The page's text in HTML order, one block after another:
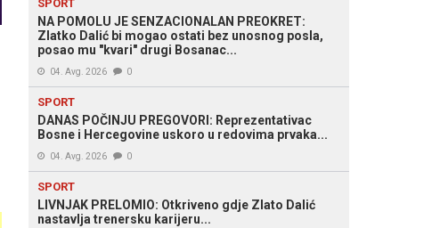
SPORT
NA POMOLU JE SENZACIONALAN PREOKRET:
Zlatko Dalić bi mogao ostati bez unosnog posla,
posao mu "kvari" drugi Bosanac...
04. Avg. 2026 0
SPORT
DANAS POČINJU PREGOVORI: Reprezentativac
Bosne i Hercegovine uskoro u redovima prvaka...
04. Avg. 2026 0
SPORT
LIVNJAK PRELOMIO: Otkriveno gdje Zlato Dalić
nastavlja trenersku karijeru...